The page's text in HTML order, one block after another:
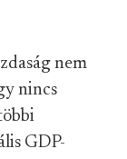
nem
nincs
GDP-